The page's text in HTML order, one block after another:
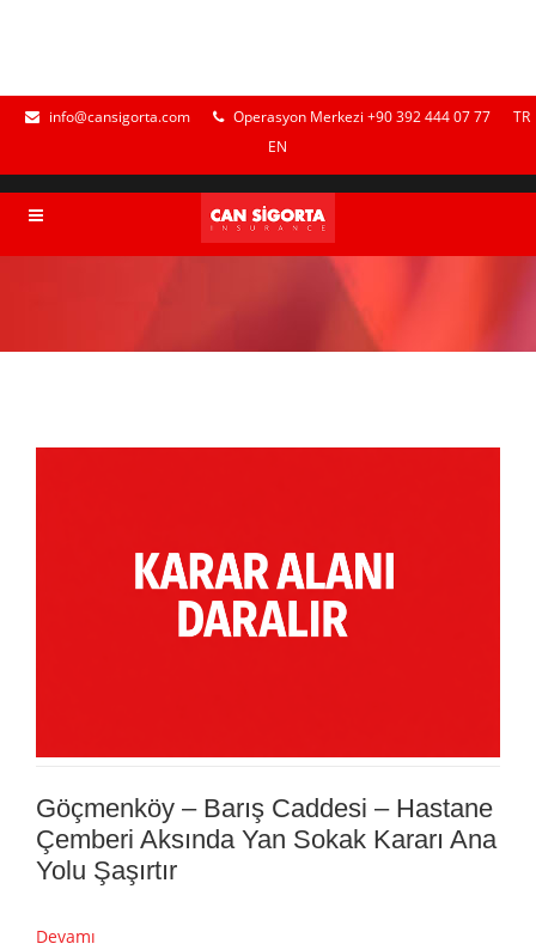
info@cansigorta.com Operasyon Merkezi +90 392 444 07 77
TR
EN
Göçmenköy – Barış Caddesi – Hastane
Çemberi Aksında Yan Sokak Kararı Ana
Yolu Şaşırtır
Devamı